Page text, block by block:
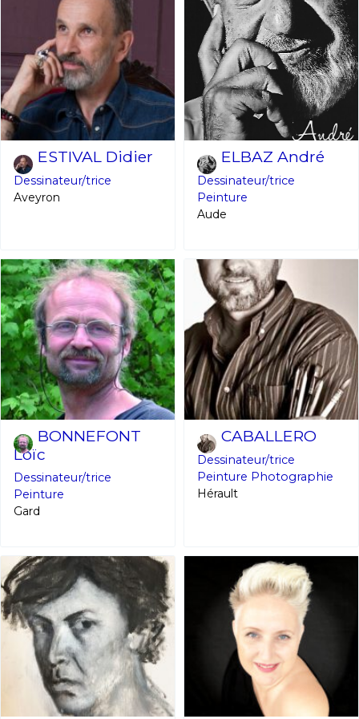
ESTIVAL Didier
Dessinateur/trice
Aveyron
ELBAZ André
Dessinateur/trice
Peinture
Aude
BONNEFONT
Loïc
Dessinateur/trice
Peinture
Gard
CABALLERO
Dessinateur/trice
Peinture Photographie
Hérault